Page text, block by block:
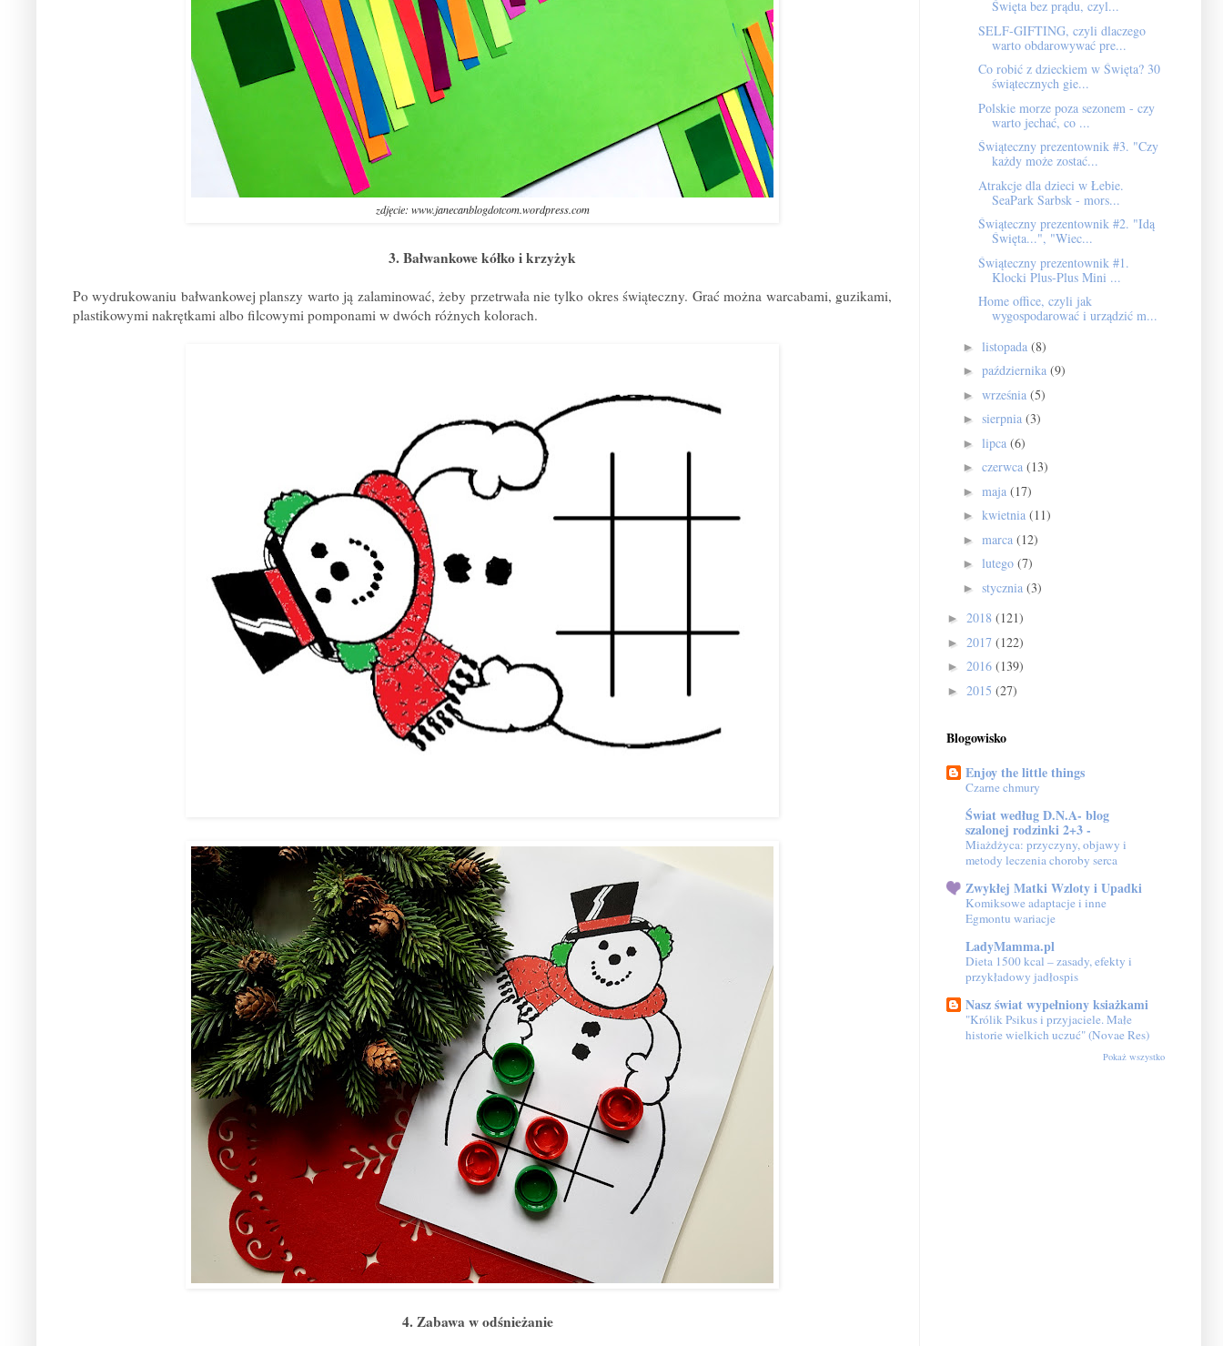
zdjęcie: www.janecanblogdotcom.wordpress.com
3. Bałwankowe kółko i krzyżyk
Po wydrukowaniu bałwankowej planszy warto ją zalaminować, żeby przetrwała nie tylko okres świąteczny. Grać można warcabami, guzikami,
plastikowymi nakrętkami albo filcowymi pomponami w dwóch różnych kolorach.
4. Zabawa w odśnieżanie
Święta bez prądu, czyl...
SELF-GIFTING, czyli dlaczego
warto obdarowywać pre...
Co robić z dzieckiem w Święta? 30
świątecznych gie...
Polskie morze poza sezonem - czy
warto jechać, co ...
Świąteczny prezentownik #3. "Czy
każdy może zostać...
Atrakcje dla dzieci w Łebie.
SeaPark Sarbsk - mors...
Świąteczny prezentownik #2. "Idą
Święta...", "Wiec...
Świąteczny prezentownik #1.
Klocki Plus-Plus Mini ...
Home office, czyli jak
wygospodarować i urządzić m...
► listopada (8)
► października (9)
► września (5)
► sierpnia (3)
► lipca (6)
► czerwca (13)
► maja (17)
► kwietnia (11)
► marca (12)
► lutego (7)
► stycznia (3)
► 2018 (121)
► 2017 (122)
► 2016 (139)
► 2015 (27)
Blogowisko
Enjoy the little things
Czarne chmury
Świat według D.N.A- blog
szalonej rodzinki 2+3 -
Miażdżyca: przyczyny, objawy i
metody leczenia choroby serca
Zwykłej Matki Wzloty i Upadki
Komiksowe adaptacje i inne
Egmontu wariacje
LadyMamma.pl
Dieta 1500 kcal – zasady, efekty i
przykładowy jadłospis
Nasz świat wypełniony ksiażkami
"Królik Psikus i przyjaciele. Małe
historie wielkich uczuć" (Novae Res)
Pokaż wszystko